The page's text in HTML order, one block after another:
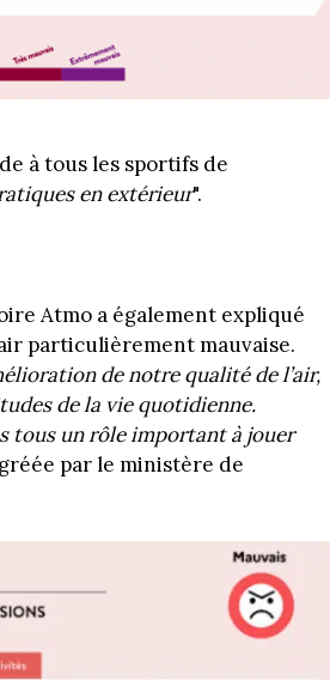
à tous les sportifs de
en extérieur".
Atmo a également expliqué
particulièrement mauvaise.
de notre qualité de l’air,
de la vie quotidienne.
tous un rôle important à jouer
par le ministère de